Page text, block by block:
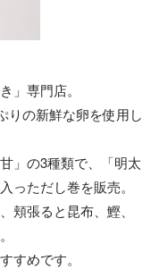
」専門店。
りの新鮮な卵を使用し
」の3種類で、「明太
っただし巻を販売。
頬張ると昆布、鰹、
すめです。